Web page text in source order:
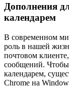
Дополнения
календарем
В современном
роль в нашей
почтовом
сообщений. Чтобы
календарем,
Chrome на